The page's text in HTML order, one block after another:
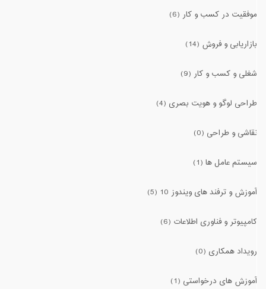
موفقیت در کسب و کار (6)
بازاریابی و فروش (14)
شغلی و کسب و کار (9)
طراحی لوگو و هویت بصری (4)
نقاشی و طراحی (0)
سیستم عامل ها (1)
آموزش و ترفند های ویندوز 10 (5)
کامپیوتر و فناوری اطلاعات (6)
رویداد همکاری (0)
آموزش های درخواستی (1)